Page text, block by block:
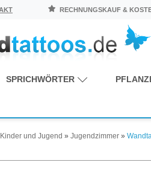
RECHNUNGSKAUF &
SPRICHWÖRTER
Kinder und Jugend » Jugendzimmer »